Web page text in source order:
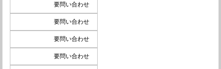
要問い合わせ
要問い合わせ
要問い合わせ
要問い合わせ